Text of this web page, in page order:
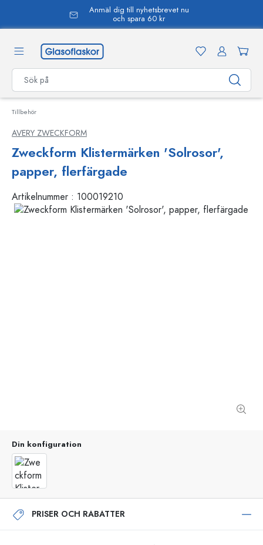
Anmäl dig till nyhetsbrevet nu
och spara 60 kr
Tillbehör
AVERY ZWECKFORM
Zweckform Klistermärken 'Solrosor',
papper, flerfärgade
Artikelnummer : 100019210
Din konfiguration
PRISER OCH RABATTER